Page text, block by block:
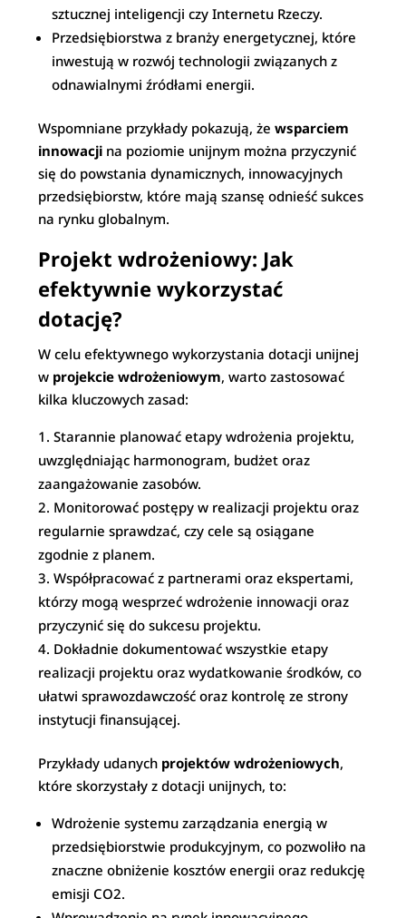
sztucznej inteligencji czy Internetu Rzeczy.
Przedsiębiorstwa z branży energetycznej, które
inwestują w rozwój technologii związanych z
odnawialnymi źródłami energii.
Wspomniane przykłady pokazują, żewsparciem
innowacji na poziomie unijnym można przyczynić
się do powstania dynamicznych, innowacyjnych
przedsiębiorstw, które mają szansę odnieść sukces
na rynku globalnym.
Projekt wdrożeniowy: Jak
efektywnie wykorzystać
dotację?
W celu efektywnego wykorzystania dotacji unijnej
w projekcie wdrożeniowym, warto zastosować
kilka kluczowych zasad:
Starannie planować etapy wdrożenia projektu,
uwzględniając harmonogram, budżet oraz
zaangażowanie zasobów.
Monitorować postępy w realizacji projektu oraz
regularnie sprawdzać, czy cele są osiągane
zgodnie z planem.
Współpracować z partnerami oraz ekspertami,
którzy mogą wesprzeć wdrożenie innowacji oraz
przyczynić się do sukcesu projektu.
Dokładnie dokumentować wszystkie etapy
realizacji projektu oraz wydatkowanie środków, co
ułatwi sprawozdawczość oraz kontrolę ze strony
instytucji finansującej.
Przykłady udanych projektów wdrożeniowych,
które skorzystały z dotacji unijnych, to:
Wdrożenie systemu zarządzania energią w
przedsiębiorstwie produkcyjnym, co pozwoliło na
znaczne obniżenie kosztów energii oraz redukcję
emisji CO2.